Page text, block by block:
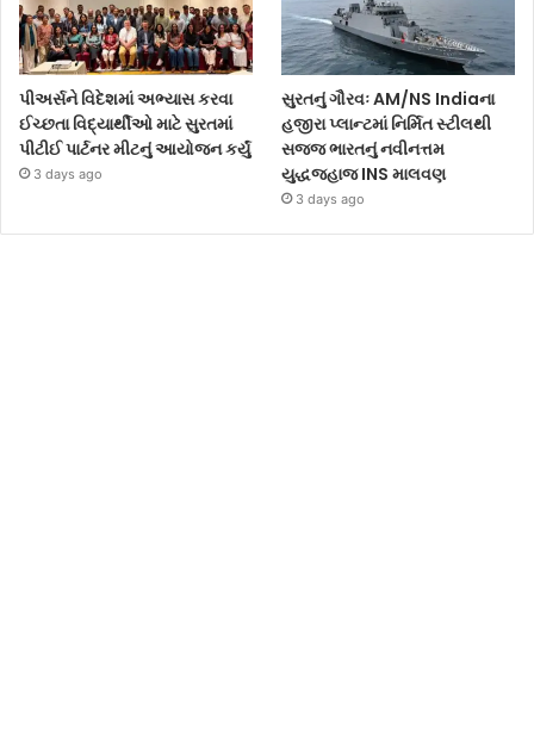
પીઅર્સને વિદેશમાં અભ્યાસ કરવા
ઈચ્છતા વિદ્યાર્થીઓ માટે સુરતમાં
પીટીઈ પાર્ટનર મીટનું આયોજન કર્યું
3 days ago
સુરતનું ગૌરવઃ AM/NS Indiaના
હજીરા પ્લાન્ટમાં નિર્મિત સ્ટીલથી
સજ્જ ભારતનું નવીનત્તમ
યુદ્ધજહાજ INS માલવણ
3 days ago